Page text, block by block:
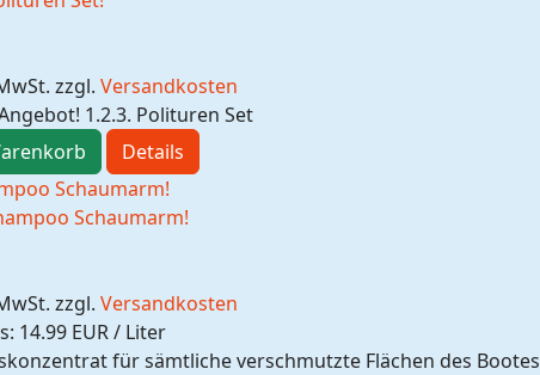
zzgl. Versandkosten
1.2.3. Polituren Set
Details
Schaumarm!
zzgl. Versandkosten
14.99 EUR / Liter
für sämtliche verschmutzte Flächen des